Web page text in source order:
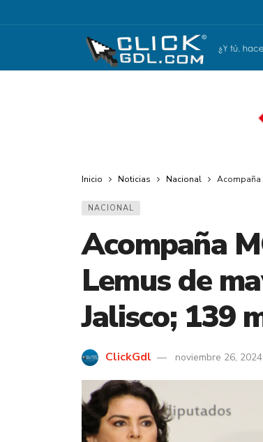
Inicio Noticias Nacional Acompaña
NACIONAL
Acompaña
Lemus de
Jalisco; 139
ClickGdl noviembre 26, 2024